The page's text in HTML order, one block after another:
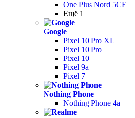
One Plus Nord 5CE
Ещё 1
Google
Pixel 10 Pro XL
Pixel 10 Pro
Pixel 10
Pixel 9a
Pixel 7
Nothing Phone
Nothing Phone 4a